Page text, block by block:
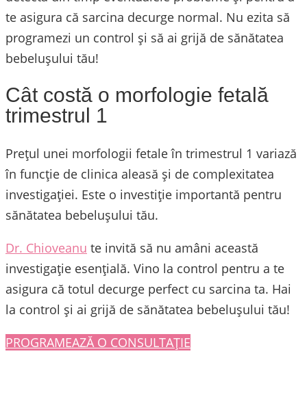
te asigura că sarcina decurge normal. Nu ezita să
programezi un control și să ai grijă de sănătatea
bebelușului tău!
Cât costă o morfologie fetală
trimestrul 1
Prețul unei morfologii fetale în trimestrul 1 variază
în funcție de clinica aleasă și de complexitatea
investigației. Este o investiție importantă pentru
sănătatea bebelușului tău.
Dr. Chioveanu te invită să nu amâni această
investigație esențială. Vino la control pentru a te
asigura că totul decurge perfect cu sarcina ta. Hai
la control și ai grijă de sănătatea bebelușului tău!
PROGRAMEAZĂ O CONSULTAȚIE